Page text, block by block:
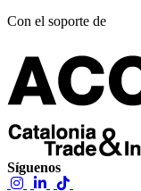
Con el soporte de
Síguenos